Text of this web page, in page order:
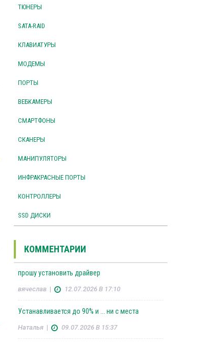
ТЮНЕРЫ
SATA-RAID
КЛАВИАТУРЫ
МОДЕМЫ
ПОРТЫ
ВЕБКАМЕРЫ
СМАРТФОНЫ
СКАНЕРЫ
МАНИПУЛЯТОРЫ
ИНФРАКРАСНЫЕ ПОРТЫ
КОНТРОЛЛЕРЫ
SSD ДИСКИ
КОММЕНТАРИИ
прошу установить драйвер
вячеслав| 12.07.2026 В 17:10
Устанавливается до 90% и ... ни с места
Наталья| 09.07.2026 В 15:37